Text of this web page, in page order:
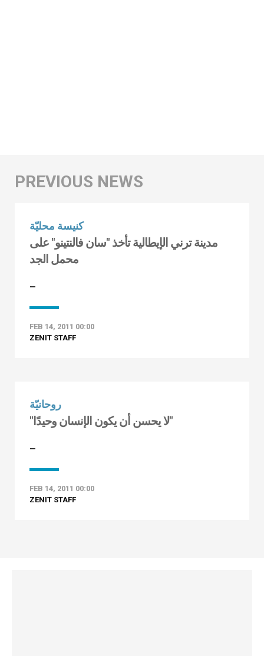
كنيسة محليّة
مدينة ترني الإيطالية تأخذ "سان فالنتينو" على
محمل الجد
–
FEB 14, 2011 00:00
ZENIT STAFF
روحانيّة
"لا يحسن أن يكون الإنسان وحيدًا"
–
FEB 14, 2011 00:00
ZENIT STAFF